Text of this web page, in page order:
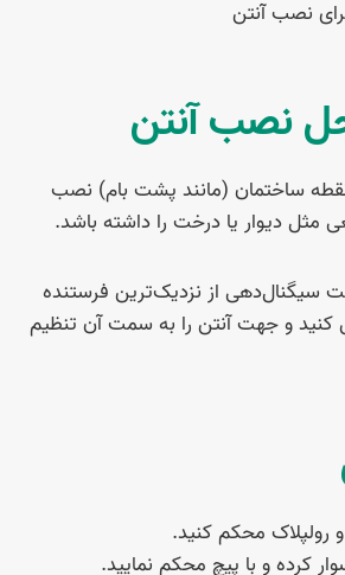
نصب آنتن
نصب آنتن
نقطه ساختمان (مانند پشت بام) نصب
مثل دیوار یا درخت را داشته باشد.
سیگنال‌دهی از نزدیک‌ترین فرستنده
کنید و جهت آنتن را به سمت آن تنظیم